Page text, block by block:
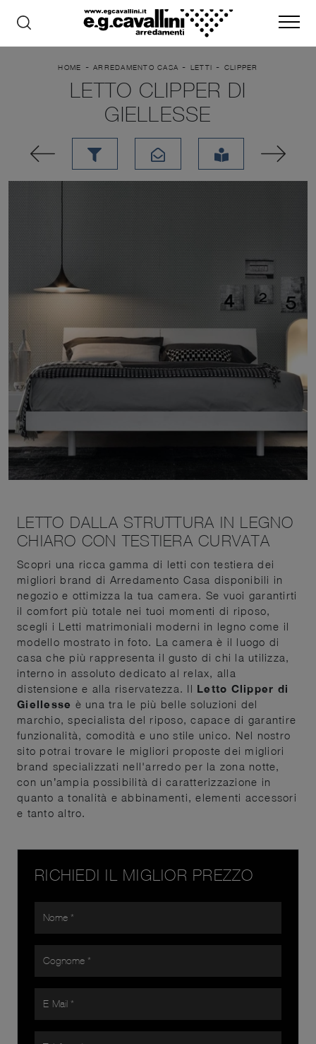
HOME -ARREDAMENTO CASA - LETTI - CLIPPER
LETTO CLIPPER DI
GIELLESSE
LETTO DALLA STRUTTURA IN LEGNO
CHIARO CON TESTIERA CURVATA
Scopri una ricca gamma di letti con testiera dei
migliori brand di Arredamento Casa disponibili in
negozio e ottimizza la tua camera. Se vuoi garantirti
il comfort più totale nei tuoi momenti di riposo,
scegli i Letti matrimoniali moderni in legno come il
modello mostrato in foto. La camera è il luogo di
casa che più rappresenta il gusto di chi la utilizza,
interno in assoluto dedicato al relax, alla
distensione e alla riservatezza. Il Letto Clipper di
Giellesse è una tra le più belle soluzioni del
marchio, specialista del riposo, capace di garantire
funzionalità, comodità e uno stile unico. Nel nostro
sito potrai trovare le migliori proposte dei migliori
brand specializzati nell'arredo per la zona notte,
con un’ampia possibilità di caratterizzazione in
quanto a tonalità e abbinamenti, elementi accessori
e tanto altro.
RICHIEDI IL MIGLIOR PREZZO